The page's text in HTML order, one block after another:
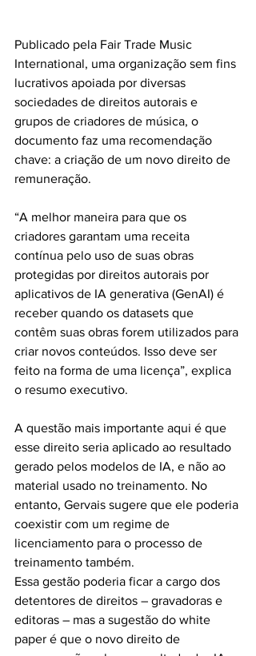
Publicado pela Fair Trade Music
International, uma organização sem fins
lucrativos apoiada por diversas
sociedades de direitos autorais e
grupos de criadores de música, o
documento faz uma recomendação
chave: a criação de um novo direito de
remuneração.
“A melhor maneira para que os
criadores garantam uma receita
contínua pelo uso de suas obras
protegidas por direitos autorais por
aplicativos de IA generativa (GenAI) é
receber quando os datasets que
contêm suas obras forem utilizados para
criar novos conteúdos. Isso deve ser
feito na forma de uma licença”, explica
o resumo executivo.
A questão mais importante aqui é que
esse direito seria aplicado ao resultado
gerado pelos modelos de IA, e não ao
material usado no treinamento. No
entanto, Gervais sugere que ele poderia
coexistir com um regime de
licenciamento para o processo de
treinamento também.
Essa gestão poderia ficar a cargo dos
detentores de direitos – gravadoras e
editoras – mas a sugestão do white
paper é que o novo direito de